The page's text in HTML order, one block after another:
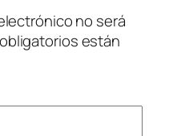
no será
están